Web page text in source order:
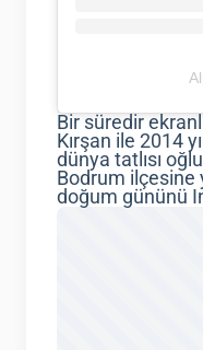
Bir süredir
Kırşan ile 2014
dünya tatlısı
Bodrum ilçesine
doğum gününü